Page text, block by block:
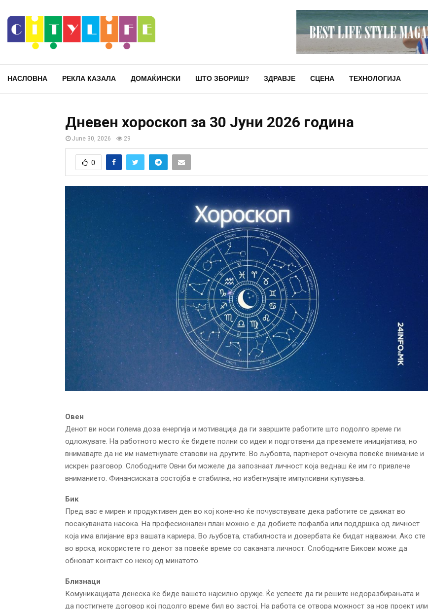
НАСЛОВНА РЕКЛА КАЗАЛА ДОМАЌИНСКИ ШТО ЗБОРИШ? ЗДРАВЈЕ СЦЕНА ТЕХНОЛОГИЈА
Дневен хороскоп за 30 Јуни 2026 година
June 30, 2026 29
0
Овен
Денот ви носи голема доза енергија и мотивација да ги завршите работите што подолго време ги
одложувате. На работното место ќе бидете полни со идеи и подготвени да преземете иницијатива, но
внимавајте да не им наметнувате ставови на другите. Во љубовта, партнерот очекува повеќе внимание и
искрен разговор. Слободните Овни би можеле да запознаат личност која веднаш ќе им го привлече
вниманието. Финансиската состојба е стабилна, но избегнувајте импулсивни купувања.
Бик
Пред вас е мирен и продуктивен ден во кој конечно ќе почувствувате дека работите се движат во
посакуваната насока. На професионален план можно е да добиете пофалба или поддршка од личност
која има влијание врз вашата кариера. Во љубовта, стабилноста и довербата ќе бидат најважни. Ако сте
во врска, искористете го денот за повеќе време со саканата личност. Слободните Бикови може да
обноват контакт со некој од минатото.
Близнаци
Комуникацијата денеска ќе биде вашето најсилно оружје. Ќе успеете да ги решите недоразбирањата и
да постигнете договор кој подолго време бил во застој. На работа се отвора можност за нов проект или